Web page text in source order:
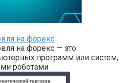
на форекс
на форекс — это
программ или систем,
роботами